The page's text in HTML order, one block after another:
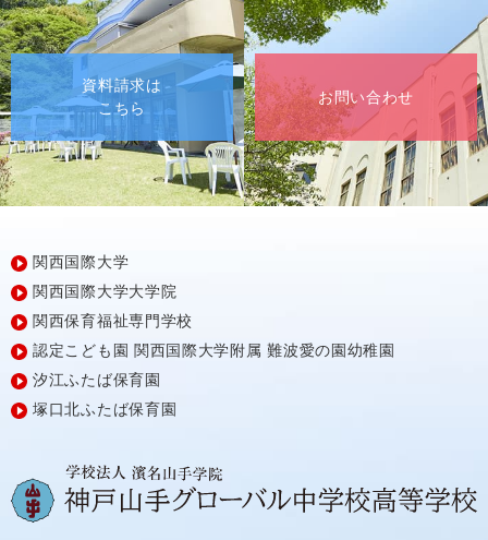
資料請求は
こちら
お問い合わせ
関西国際大学
関西国際大学大学院
関西保育福祉専門学校
認定こども園 関西国際大学附属 難波愛の園幼稚園
汐江ふたば保育園
塚口北ふたば保育園